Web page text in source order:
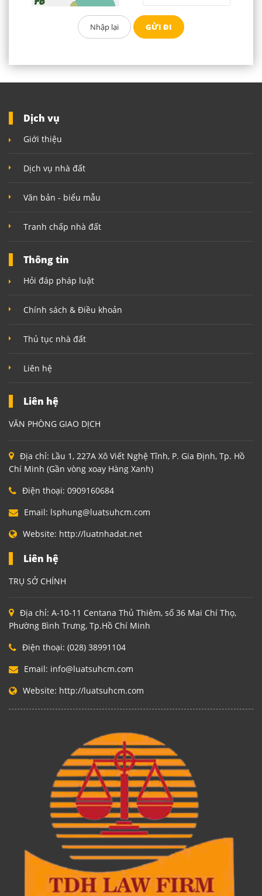
Dịch vụ
Giới thiệu
Dịch vụ nhà đất
Văn bản - biểu mẫu
Tranh chấp nhà đất
Thông tin
Hỏi đáp pháp luật
Chính sách & Điều khoản
Thủ tục nhà đất
Liên hệ
Liên hệ
VĂN PHÒNG GIAO DỊCH
Địa chỉ: Lầu 1, 227A Xô Viết Nghệ Tĩnh, P. Gia Định, Tp. Hồ
Chí Minh (Gần vòng xoay Hàng Xanh)
Điện thoại: 0909160684
Email: lsphung@luatsuhcm.com
Website: http://luatnhadat.net
Liên hệ
TRỤ SỞ CHÍNH
Địa chỉ: A-10-11 Centana Thủ Thiêm, số 36 Mai Chí Thọ,
Phường Bình Trưng, Tp.Hồ Chí Minh
Điện thoại: (028) 38991104
Email: info@luatsuhcm.com
Website: http://luatsuhcm.com